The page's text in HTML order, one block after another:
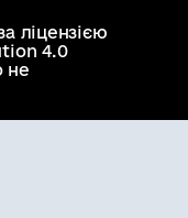
ліцензією
4.0
не